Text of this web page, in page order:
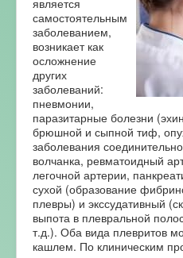
самостоятельным
заболеванием,
возникает как
осложнение
других
заболеваний:
пневмонии,
паразитарные болезни
брюшной и сыпной тиф,
заболевания
волчанка, ревматоидный
легочной артерии,
сухой (образование
плевры) и экссудативный
выпота в плевральной
т.д.). Оба вида плевритов
кашлем. По клиническим